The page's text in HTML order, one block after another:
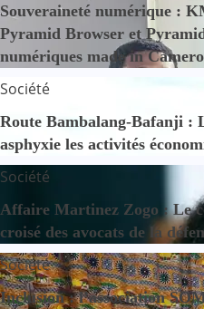
Souveraineté numérique :
Pyramid Browser et
numériques made in
Société
Route Bambalang-Bafanji :
asphyxie les activités
Société
Affaire Martinez Zogo : Le
croisé des avocats de la
Société
Inclusion : l’association